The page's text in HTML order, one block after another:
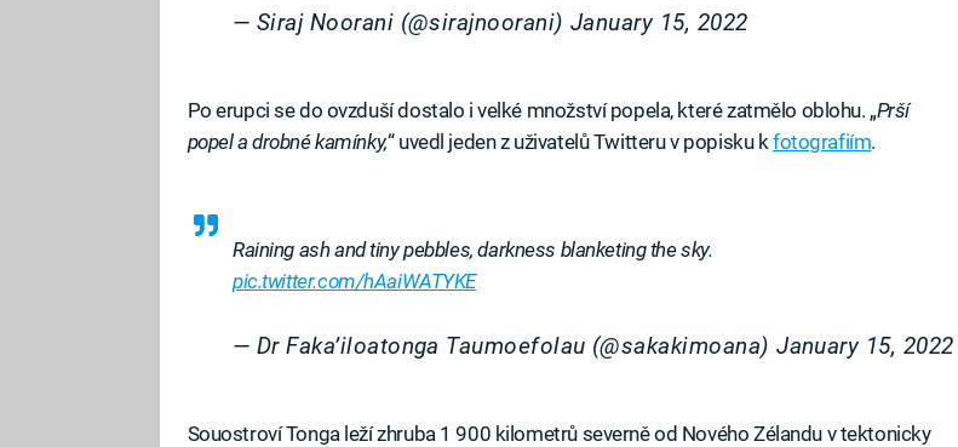
— Siraj Noorani (@sirajnoorani) January 15, 2022
Po erupci se do ovzduší dostalo i velké množství popela, které zatmělo oblohu. „Prší
popel a drobné kamínky,“ uvedl jeden z uživatelů Twitteru v popisku k fotografiím.
Raining ash and tiny pebbles, darkness blanketing the sky.
pic.twitter.com/hAaiWATYKE
— Dr Faka’iloatonga Taumoefolau (@sakakimoana)January 15, 2022
Souostroví Tonga leží zhruba 1 900 kilometrů severně od Nového Zélandu v tektonicky